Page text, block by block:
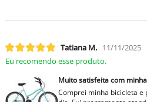
Tatiana M. 11/11/2025
Eu recomendo esse produto.
Muito satisfeita com
Comprei minha bicicleta